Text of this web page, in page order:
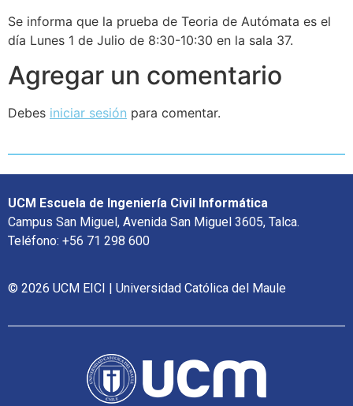
Se informa que la prueba de Teoria de Autómata es el
día Lunes 1 de Julio de 8:30-10:30 en la sala 37.
Agregar un comentario
Debes iniciar sesión para comentar.
UCM Escuela de Ingeniería Civil Informática
Campus San Miguel, Avenida San Miguel 3605, Talca.
Teléfono: +56 71 298 600
© 2026 UCM EICI | Universidad Católica del Maule